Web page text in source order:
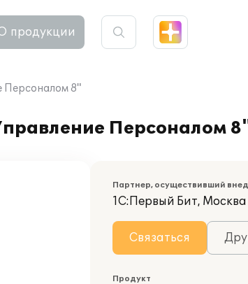
продукции
Персоналом 8"
Персоналом
Партнер, осуществивший
1С:Первый Бит,
Связаться
Продукт